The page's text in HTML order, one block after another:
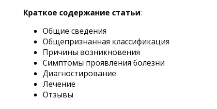
Краткое содержание статьи:
Общие сведения
Общепризнанная классификация
Причины возникновения
Симптомы проявления болезни
Диагностирование
Лечение
Отзывы